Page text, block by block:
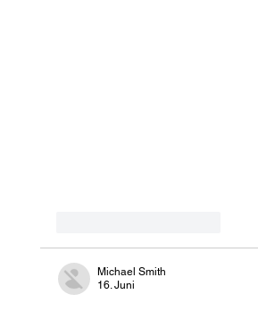
Michael Smith
16. Juni